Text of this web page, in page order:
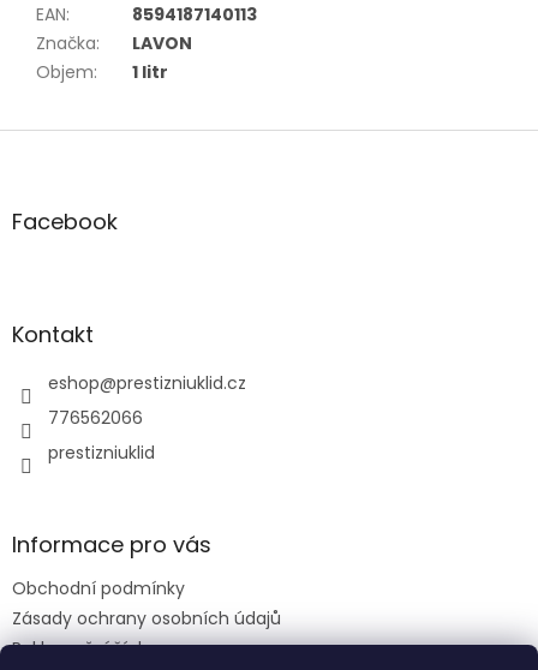
EAN:
8594187140113
Značka:
LAVON
Objem: 1 litr
Z
aFacebook
Kontakt
eshop@prestizniuklid.cz
776562066
prestizniuklid
Informace pro vás
Obchodní podmínky
Zásady ochrany osobních údajů
Reklamační řád